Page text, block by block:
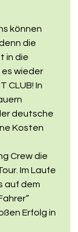
können
die
in die
es wieder
CLUB! In
deutsche
Kosten
Crew die
Im Laufe
auf dem
Erfolg in